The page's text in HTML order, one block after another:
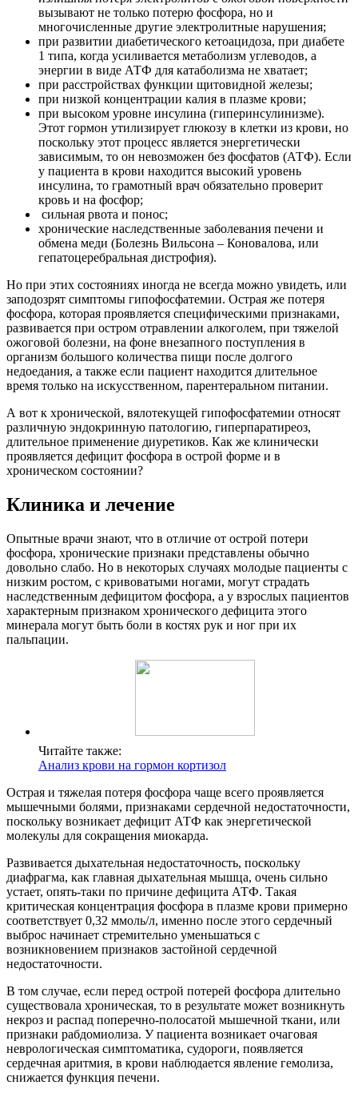
вызывают не только потерю фосфора, но и
многочисленные другие электролитные нарушения;
при развитии диабетического кетоацидоза, при диабете
1 типа, когда усиливается метаболизм углеводов, а
энергии в виде АТФ для катаболизма не хватает;
при расстройствах функции щитовидной железы;
при низкой концентрации калия в плазме крови;
при высоком уровне инсулина (гиперинсулинизме).
Этот гормон утилизирует глюкозу в клетки из крови, но
поскольку этот процесс является энергетически
зависимым, то он невозможен без фосфатов (АТФ). Если
у пациента в крови находится высокий уровень
инсулина, то грамотный врач обязательно проверит
кровь и на фосфор;
сильная рвота и понос;
хронические наследственные заболевания печени и
обмена меди (Болезнь Вильсона – Коновалова, или
гепатоцеребральная дистрофия).
Но при этих состояниях иногда не всегда можно увидеть, или
заподозрят симптомы гипофосфатемии. Острая же потеря
фосфора, которая проявляется специфическими признаками,
развивается при остром отравлении алкоголем, при тяжелой
ожоговой болезни, на фоне внезапного поступления в
организм большого количества пищи после долгого
недоедания, а также если пациент находится длительное
время только на искусственном, парентеральном питании.
А вот к хронической, вялотекущей гипофосфатемии относят
различную эндокринную патологию, гиперпаратиреоз,
длительное применение диуретиков. Как же клинически
проявляется дефицит фосфора в острой форме и в
хроническом состоянии?
Клиника и лечение
Опытные врачи знают, что в отличие от острой потери
фосфора, хронические признаки представлены обычно
довольно слабо. Но в некоторых случаях молодые пациенты с
низким ростом, с кривоватыми ногами, могут страдать
наследственным дефицитом фосфора, а у взрослых пациентов
характерным признаком хронического дефицита этого
минерала могут быть боли в костях рук и ног при их
пальпации.
Читайте также:
Анализ крови на гормон кортизол
Острая и тяжелая потеря фосфора чаще всего проявляется
мышечными болями, признаками сердечной недостаточности,
поскольку возникает дефицит АТФ как энергетической
молекулы для сокращения миокарда.
Развивается дыхательная недостаточность, поскольку
диафрагма, как главная дыхательная мышца, очень сильно
устает, опять-таки по причине дефицита АТФ. Такая
критическая концентрация фосфора в плазме крови примерно
соответствует 0,32 ммоль/л, именно после этого сердечный
выброс начинает стремительно уменьшаться с
возникновением признаков застойной сердечной
недостаточности.
В том случае, если перед острой потерей фосфора длительно
существовала хроническая, то в результате может возникнуть
некроз и распад поперечно-полосатой мышечной ткани, или
признаки рабдомиолиза. У пациента возникает очаговая
неврологическая симптоматика, судороги, появляется
сердечная аритмия, в крови наблюдается явление гемолиза,
снижается функция печени.